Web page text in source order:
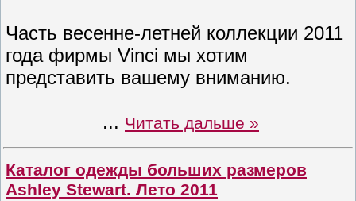
Часть весенне-летней коллекции 2011
года фирмы Vinci мы хотим
представить вашему вниманию.
... Читать дальше »
Каталог одежды больших размеров
Ashley Stewart. Лето 2011